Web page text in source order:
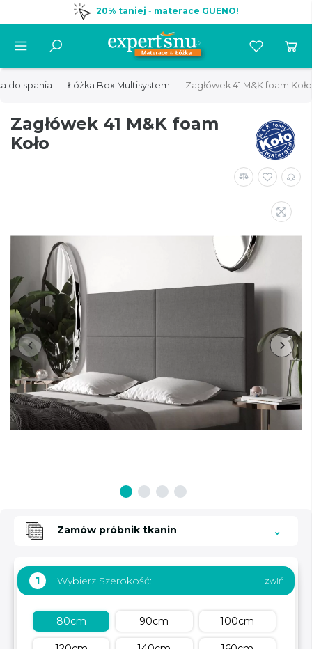
20% taniej - materace GUENO!
do spania Łóżka Box Multisystem Zagłówek 41 M&K foam Koło
Zagłówek 41 M&K foam
Koło
Zamów próbnik tkanin
1 Wybierz Szerokość:
80cm 90cm 100cm